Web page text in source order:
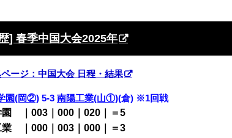
] 春季中国大会2025年
ージ：中国大会 日程・結果
園(岡②) 5-3 南陽工業(山①)(倉) ※1回戦
園 ｜003｜000｜020｜＝5
業 ｜000｜003｜000｜＝3